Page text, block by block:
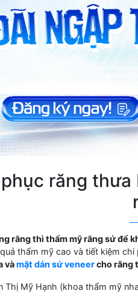
răng
răng thì thẩm mỹ răng sứ để
thẩm mỹ cao và tiết kiệm
vàmặt dán sứ veneercho răng
Thị Mỹ Hạnh (khoa thẩm mỹ